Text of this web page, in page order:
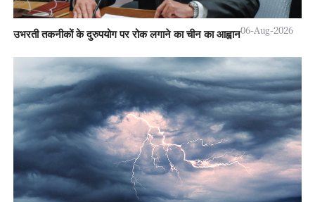
उभरती तकनीकों के दुरुपयोग पर रोक लगाने का चीन का आह्वान06-Aug-2026